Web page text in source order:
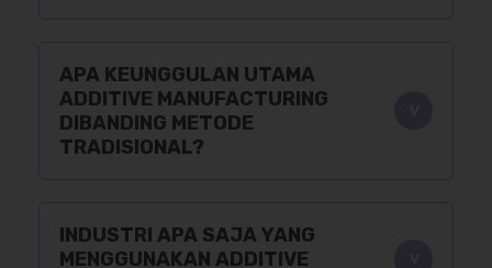
APA KEUNGGULAN UTAMA
ADDITIVE MANUFACTURING
DIBANDING METODE
TRADISIONAL?
INDUSTRI APA SAJA YANG
MENGGUNAKAN ADDITIVE